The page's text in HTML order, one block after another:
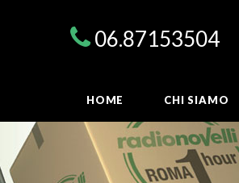
06.87153504
HOME CHI SIAMO